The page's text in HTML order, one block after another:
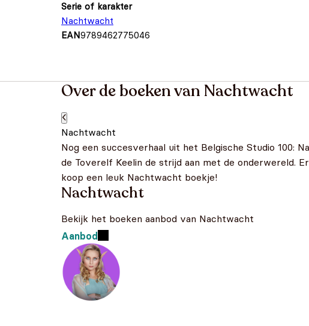
Serie of karakter
Nachtwacht
EAN9789462775046
Over de boeken van Nachtwacht
Nachtwacht
Nog een succesverhaal uit het Belgische Studio 100:
de Toverelf Keelin de strijd aan met de onderwereld.
koop een leuk Nachtwacht boekje!
Nachtwacht
Bekijk het boeken aanbod van Nachtwacht
Aanbod